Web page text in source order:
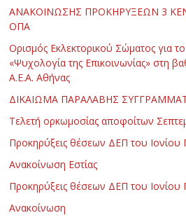
ΑΝΑΚΟΙΝΩΣΗΣ ΠΡΟΚΗΡΥΞΕΩΝ 3
ΟΠΑ
Ορισμός Εκλεκτορικού Σώματος για
«Ψυχολογία της Επικοινωνίας» στη
Α.Ε.Α. Αθήνας
ΔΙΚΑΙΩΜΑ ΠΑΡΑΛΑΒΗΣ
Τελετή ορκωμοσίας αποφοίτων
Προκηρύξεις θέσεων ΔΕΠ του Ιονίου
Ανακοίνωση Εστίας
Προκηρύξεις θέσεων ΔΕΠ του Ιονίου
Ανακοίνωση